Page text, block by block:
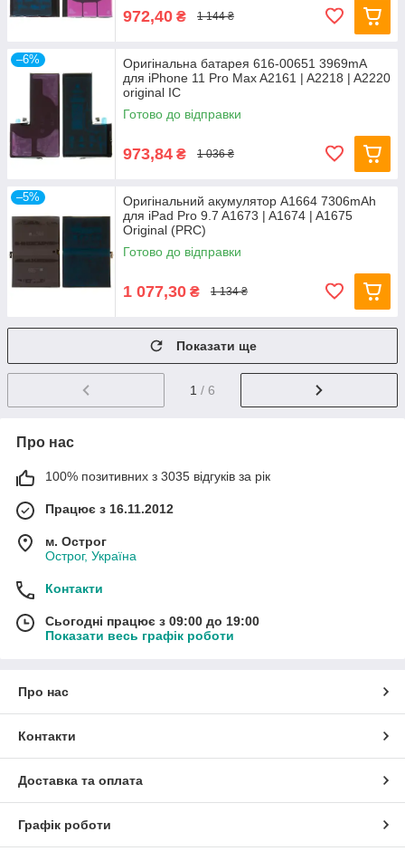
972,40 ₴ 1 144 ₴
–6%
Оригінальна батарея 616-00651 3969mA
для iPhone 11 Pro Max A2161 | A2218 | A2220
original IC
Готово до відправки
973,84 ₴ 1 036 ₴
–5%
Оригінальний акумулятор A1664 7306mAh
для iPad Pro 9.7 A1673 | A1674 | A1675
Original (PRC)
Готово до відправки
1 077,30 ₴ 1 134 ₴
Показати ще
1 / 6
Про нас
100% позитивних з 3035 відгуків за рік
Працює з 16.11.2012
м. Острог
Острог, Україна
Контакти
Сьогодні працює з 09:00 до 19:00
Показати весь графік роботи
Про нас
Контакти
Доставка та оплата
Графік роботи